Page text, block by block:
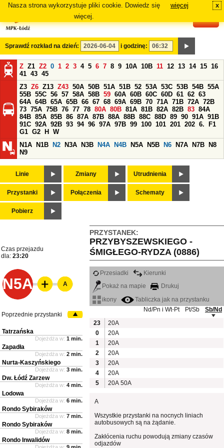
Nasza strona wykorzystuje pliki cookie. Dowiedz się
więcej.
więcej x
Sprawdź rozkład na dzień: i godzinę:
Z Z1 Z2 0 1 2 3 4 5 6 7 8 9 10A 10B 11 12 13 14 15 16
41 43 45
Z3 Z6 Z13 Z43 50A 50B 51A 51B 52 53A 53C 53B 54B 55A
55B 55C 56 57 58A 58B 59 60A 60B 60C 60D 61 62 63
64A 64B 65A 65B 66 67 68 69A 69B 70 71A 71B 72A 72B
73 75A 75B 76 77 78 80A 80B 81A 81B 82A 82B 83 84A
84B 85A 85B 86 87A 87B 88A 88B 88C 88D 89 90 91A 91B
91C 92A 92B 93 94 96 97A 97B 99 100 101 201 202 6.
F1
G1 G2 H
W
N1A
N1B N2 N3A N3B N4A N4B N5A N5B N6 N7A N7B
N8
N9
Linie Zmiany Utrudnienia
Przystanki Połączenia Schematy
Pobierz
PRZYSTANEK:
PRZYBYSZEWSKIEGO -
ŚMIGŁEGO-RYDZA (0886)
Czas przejazdu
dla: 23:20
N5A
Przesiadki
Kierunki
Pokaż na mapie
Drukuj
ikony
Tabliczka jak na przystanku
Nd/Pn i Wt-Pt
Pt/Sb
Sb/Nd
23
20A
0
20A
1
20A
2
20A
3
20A
4
20A
5
20A 50A
A
Wszystkie przystanki na nocnych liniach
autobusowych są na żądanie.
Zakłócenia ruchu powodują zmiany czasów
odjazdów
A
Poprzednie przystanki
Tatrzańska
Dojeżdża w: 1 min.
Zapadła
Dojeżdża w: 2 min.
Nurta-Kaszyńskiego
Dojeżdża w: 3 min.
Dw. Łódź Zarzew
Dojeżdża w: 4 min.
Lodowa
Dojeżdża w: 6 min.
Rondo Sybiraków
Dojeżdża w: 7 min.
Rondo Sybiraków
Dojeżdża w: 8 min.
Rondo Inwalidów